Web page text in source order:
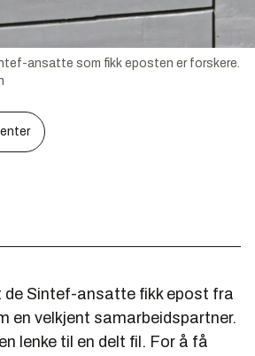
ansatte som fikk eposten er forskere.
de Sintef-ansatte fikk epost fra
en velkjent samarbeidspartner.
lenke til en delt fil. For å få